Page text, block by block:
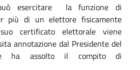
esercitare la funzione di
più di un elettore fisicamente
certificato elettorale viene
annotazione dal Presidente del
ha assolto il compito di